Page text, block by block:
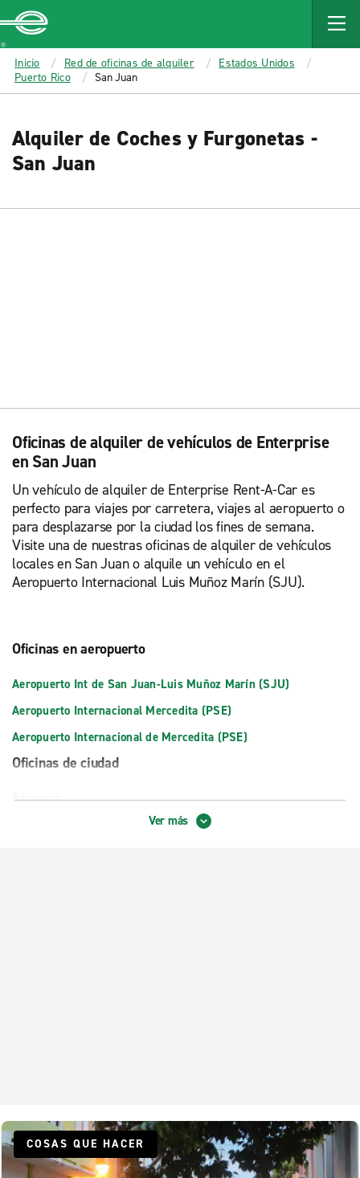
MAIN
CONTENT
Enterprise
Inicio Red de oficinas de alquiler
Estados Unidos
Puerto Rico
San Juan
Alquiler de Coches y Furgonetas -
San Juan
Oficinas de alquiler de vehículos de Enterprise
en San Juan
Un vehículo de alquiler de Enterprise Rent-A-Car es
perfecto para viajes por carretera, viajes al aeropuerto o
para desplazarse por la ciudad los fines de semana.
Visite una de nuestras oficinas de alquiler de vehículos
locales en San Juan o alquile un vehículo en el
Aeropuerto Internacional Luis Muñoz Marín (SJU).
Oficinas en aeropuerto
Aeropuerto Int de San Juan-Luis Muñoz Marín (SJU)
Aeropuerto Internacional Mercedita (PSE)
Aeropuerto Internacional de Mercedita (PSE)
Oficinas de ciudad
Bayamón
San Juan, Hotel Caribe
San Juan, Hotel Hilton Condado Plaza
Ver más
COSAS QUE HACER